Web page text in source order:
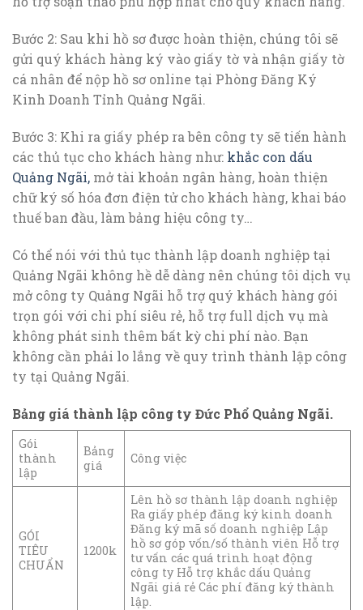
Bước 2: Sau khi hồ sơ được hoàn thiện, chúng tôi sẽ
gửi quý khách hàng ký vào giấy tờ và nhận giấy tờ
cá nhân để nộp hồ sơ online tại Phòng Đăng Ký
Kinh Doanh Tỉnh Quảng Ngãi.
Bước 3: Khi ra giấy phép ra bên công ty sẽ tiến hành
các thủ tục cho khách hàng như: khắc con dấu
Quảng Ngãi, mở tài khoản ngân hàng, hoàn thiện
chữ ký số hóa đơn điện tử cho khách hàng, khai báo
thuế ban đầu, làm bảng hiệu công ty…
Có thể nói với thủ tục thành lập doanh nghiệp tại
Quảng Ngãi không hề dễ dàng nên chúng tôi dịch vụ
mở công ty Quảng Ngãi hỗ trợ quý khách hàng gói
trọn gói với chi phí siêu rẻ, hỗ trợ full dịch vụ mà
không phát sinh thêm bất kỳ chi phí nào. Bạn
không cần phải lo lắng về quy trình thành lập công
ty tại Quảng Ngãi.
Bảng giá thành lập công ty Đức Phổ Quảng Ngãi.
Gói
thành
lập
Bảng
giá
Công việc
GÓI
TIÊU
CHUẨN
1200k
Lên hồ sơ thành lập doanh nghiệp
Ra giấy phép đăng ký kinh doanh
Đăng ký mã số doanh nghiệp Lập
hồ sơ góp vốn/số thành viên Hỗ trợ
tư vấn các quá trình hoạt động
công ty Hỗ trợ khắc dấu Quảng
Ngãi giá rẻ Các phí đăng ký thành
lập.